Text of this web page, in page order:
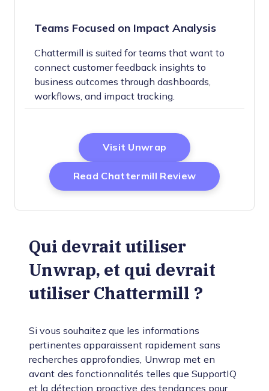
Teams Focused on Impact Analysis
Chattermill is suited for teams that want to
connect customer feedback insights to
business outcomes through dashboards,
workflows, and impact tracking.
Visit Unwrap Opens New Window
Read Chattermill ReviewOpens New
Qui devrait utiliser
Unwrap, et qui devrait
utiliser Chattermill ?
Si vous souhaitez que les informations
pertinentes apparaissent rapidement sans
recherches approfondies, Unwrap met en
avant des fonctionnalités telles que SupportIQ
et la détection proactive des tendances pour